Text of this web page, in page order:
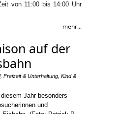
von 11:00 bis 14:00 Uhr
mehr...
auf der
, Freizeit & Unterhaltung Kind &